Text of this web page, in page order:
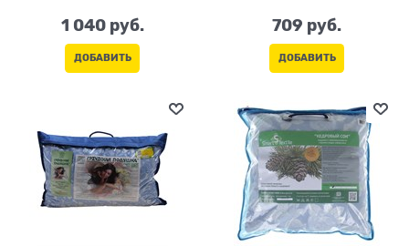
1 040 руб.
ДОБАВИТЬ
709 руб.
ДОБАВИТЬ